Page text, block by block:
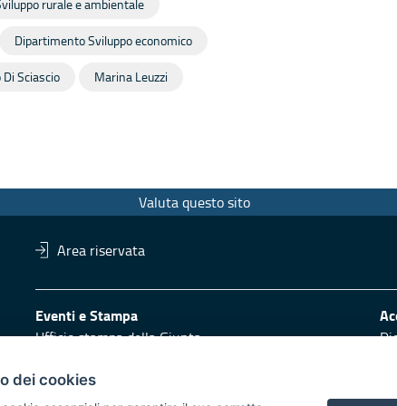
rurale e ambientale
Dipartimento Sviluppo economico
Di Sciascio Marina Leuzzi
Valuta questo sito
Area riservata
Eventi e Stampa
Ufficio stampa della Giunta
Logo e identità regionale
dei cookies